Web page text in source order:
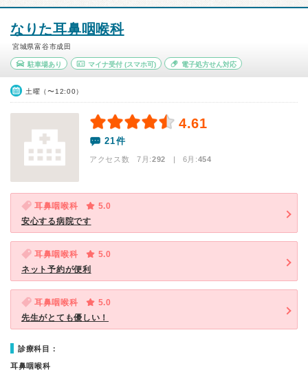
なりた耳鼻咽喉科
宮城県富谷市成田
駐車場あり マイナ受付(スマホ可) 電子処方せん対応
土曜（〜12:00）
4.61
21件
アクセス数 7月:292 | 6月:454
耳鼻咽喉科
5.0
安心する病院です
耳鼻咽喉科
5.0
ネット予約が便利
耳鼻咽喉科
5.0
先生がとても優しい！
診療科目：
耳鼻咽喉科